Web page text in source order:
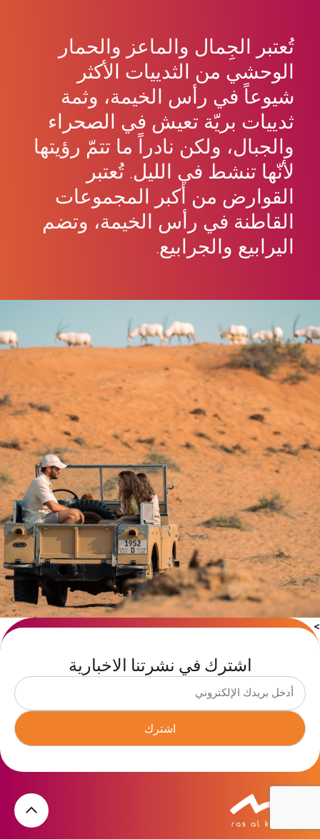
تُعتبر الجِمال والماعز والحمار
الوحشي من الثدييات الأكثر
شيوعاً في رأس الخيمة، وثمة
ثدييات بريّة تعيش في الصحراء
والجبال، ولكن نادراً ما تتمّ رؤيتها
لأنّها تنشط في الليل. تُعتبر
القوارض من أكبر المجموعات
القاطنة في رأس الخيمة، وتضم
اليرابيع والجرابيع.
>
اشترك في نشرتنا الاخبارية
اشترك